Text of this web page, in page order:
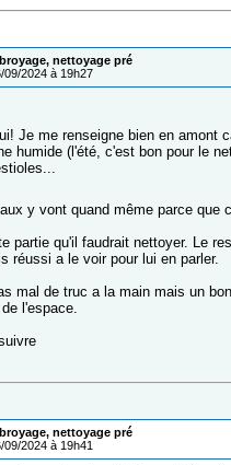
nettoyage pré
09/2024 à 19h27
Je me renseigne bien en amont
humide (l'été, c'est bon pour le
y vont quand même parce que
partie qu'il faudrait nettoyer. Le
réussi a le voir pour lui en parler.
mal de truc a la main mais un
l'espace.
nettoyage pré
09/2024 à 19h41